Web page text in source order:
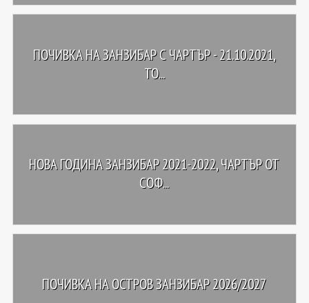
ПОЧИВКА НА ЗАНЗИБАР С ЧАРТЪР - 21.10.2021,
ТО...
НОВА ГОДИНА ЗАНЗИБАР 2021-2022, ЧАРТЪР ОТ
СОФ...
ПОЧИВКА НА ОСТРОВ ЗАНЗИБАР 2026/2027